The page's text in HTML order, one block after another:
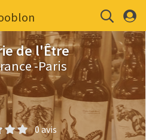
de l'Être
-Paris
0 avis